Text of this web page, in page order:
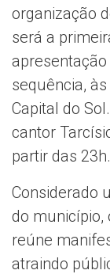
organização
será a
sequência,
Capital do
cantor
partir das 23h.
Considerado
do município,
reúne
atraindo